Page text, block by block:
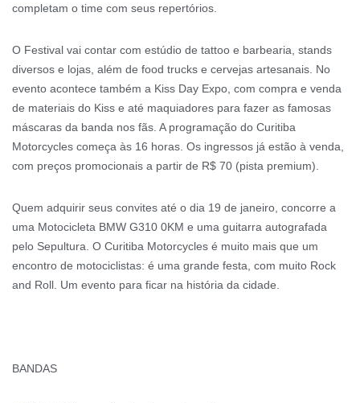
completam o time com seus repertórios.
O Festival vai contar com estúdio de tattoo e barbearia, stands
diversos e lojas, além de food trucks e cervejas artesanais. No
evento acontece também a Kiss Day Expo, com compra e venda
de materiais do Kiss e até maquiadores para fazer as famosas
máscaras da banda nos fãs. A programação do Curitiba
Motorcycles começa às 16 horas. Os ingressos já estão à venda,
com preços promocionais a partir de R$ 70 (pista premium).
Quem adquirir seus convites até o dia 19 de janeiro, concorre a
uma Motocicleta BMW G310 0KM e uma guitarra autografada
pelo Sepultura. O Curitiba Motorcycles é muito mais que um
encontro de motociclistas: é uma grande festa, com muito Rock
and Roll. Um evento para ficar na história da cidade.
BANDAS